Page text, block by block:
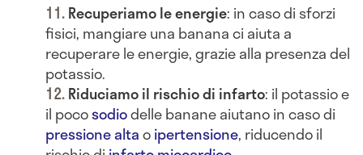
Recuperiamo le energie: in caso di sforzi
fisici, mangiare una banana ci aiuta a
recuperare le energie, grazie alla presenza del
potassio.
Riduciamo il rischio di infarto: il potassio e
il pocosodiodelle banane aiutano in caso di
pressione altaoipertensione, riducendo il